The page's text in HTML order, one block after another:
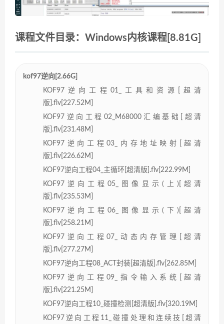
课程文件目录：Windows内核课程[8.81G]
kof97逆向[2.66G]
KOF97逆向工程01_工具和资源[超清
版].flv[227.52M]
KOF97逆向工程02_M68000汇编基础[超清
版].flv[231.48M]
KOF97逆向工程03_内存地址映射[超清
版].flv[226.62M]
KOF97逆向工程04_主循环[超清版].flv[222.99M]
KOF97逆向工程05_图像显示(上)[超清
版].flv[235.53M]
KOF97逆向工程06_图像显示(下)[超清
版].flv[258.21M]
KOF97逆向工程07_动态内存管理[超清
版].flv[277.27M]
KOF97逆向工程08_ACT封装[超清版].flv[262.85M]
KOF97逆向工程09_指令输入系统[超清
版].flv[221.25M]
KOF97逆向工程10_碰撞检测[超清版].flv[320.19M]
KOF97逆向工程11_碰撞处理和连续技[超清